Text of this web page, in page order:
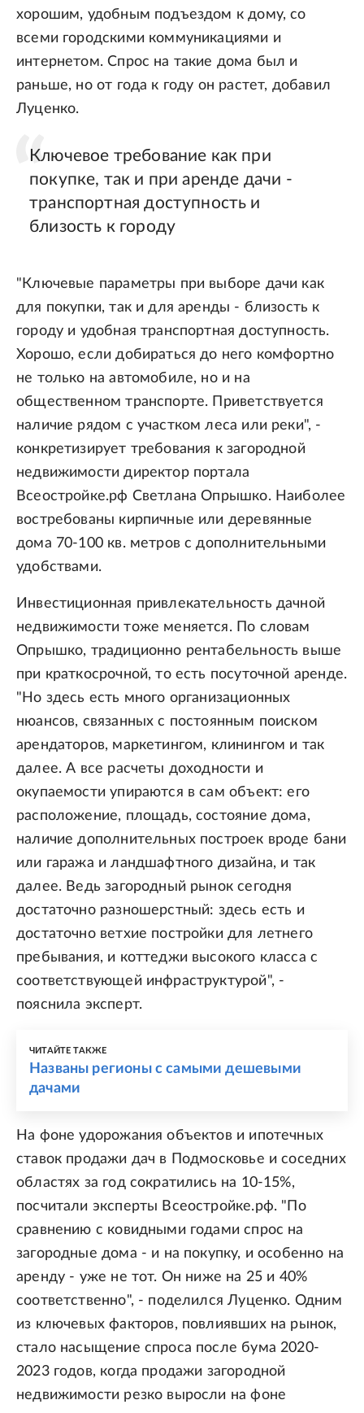
хорошим, удобным подъездом к дому, со
всеми городскими коммуникациями и
интернетом. Спрос на такие дома был и
раньше, но от года к году он растет, добавил
Луценко.
Ключевое требование как при
покупке, так и при аренде дачи -
транспортная доступность и
близость к городу
"Ключевые параметры при выборе дачи как
для покупки, так и для аренды - близость к
городу и удобная транспортная доступность.
Хорошо, если добираться до него комфортно
не только на автомобиле, но и на
общественном транспорте. Приветствуется
наличие рядом с участком леса или реки", -
конкретизирует требования к загородной
недвижимости директор портала
Всеостройке.рф Светлана Опрышко. Наиболее
востребованы кирпичные или деревянные
дома 70-100 кв. метров с дополнительными
удобствами.
Инвестиционная привлекательность дачной
недвижимости тоже меняется. По словам
Опрышко, традиционно рентабельность выше
при краткосрочной, то есть посуточной аренде.
"Но здесь есть много организационных
нюансов, связанных с постоянным поиском
арендаторов, маркетингом, клинингом и так
далее. А все расчеты доходности и
окупаемости упираются в сам объект: его
расположение, площадь, состояние дома,
наличие дополнительных построек вроде бани
или гаража и ландшафтного дизайна, и так
далее. Ведь загородный рынок сегодня
достаточно разношерстный: здесь есть и
достаточно ветхие постройки для летнего
пребывания, и коттеджи высокого класса с
соответствующей инфраструктурой", -
пояснила эксперт.
ЧИТАЙТЕ ТАКЖЕ
Названы регионы с самыми дешевыми
дачами
На фоне удорожания объектов и ипотечных
ставок продажи дач в Подмосковье и соседних
областях за год сократились на 10-15%,
посчитали эксперты Всеостройке.рф. "По
сравнению с ковидными годами спрос на
загородные дома - и на покупку, и особенно на
аренду - уже не тот. Он ниже на 25 и 40%
соответственно", - поделился Луценко. Одним
из ключевых факторов, повлиявших на рынок,
стало насыщение спроса после бума 2020-
2023 годов, когда продажи загородной
недвижимости резко выросли на фоне